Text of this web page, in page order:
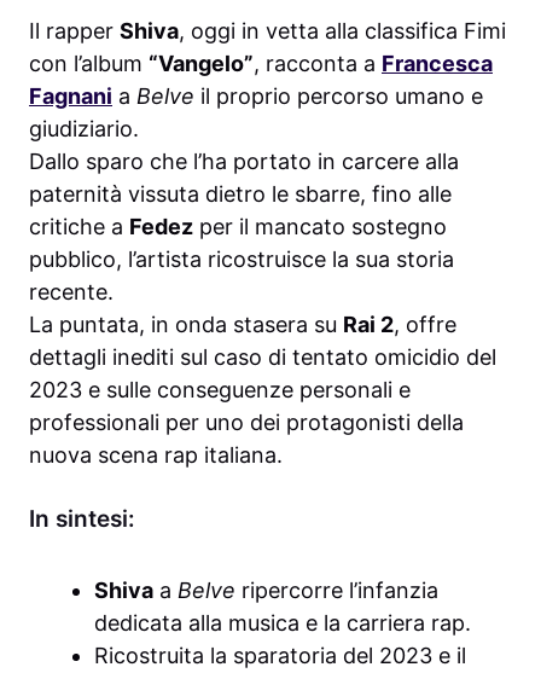
Il rapper Shiva, oggi in vetta alla classifica Fimi
con l’album “Vangelo”, racconta a Francesca
Fagnani a Belve il proprio percorso umano e
giudiziario.
Dallo sparo che l’ha portato in carcere alla
paternità vissuta dietro le sbarre, fino alle
critiche a Fedez per il mancato sostegno
pubblico, l’artista ricostruisce la sua storia
recente.
La puntata, in onda stasera su Rai 2, offre
dettagli inediti sul caso di tentato omicidio del
2023 e sulle conseguenze personali e
professionali per uno dei protagonisti della
nuova scena rap italiana.
In sintesi:
Shiva a Belve ripercorre l’infanzia
dedicata alla musica e la carriera rap.
Ricostruita la sparatoria del 2023 e il